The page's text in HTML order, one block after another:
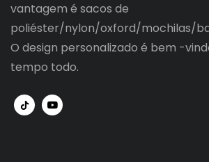
vantagem é sacos de
poliéster/nylon/oxford/mochilas/
O design personalizado é bem -
tempo todo.